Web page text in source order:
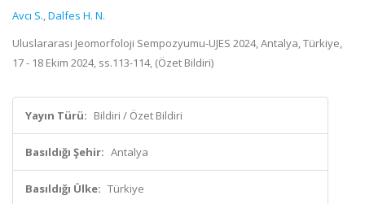
Avcı S.,Dalfes H. N.
Uluslararası Jeomorfoloji Sempozyumu-UJES 2024, Antalya, Türkiye,
17 - 18 Ekim 2024, ss.113-114, (Özet Bildiri)
Yayın Türü: Bildiri / Özet Bildiri
Basıldığı Şehir: Antalya
Basıldığı Ülke: Türkiye